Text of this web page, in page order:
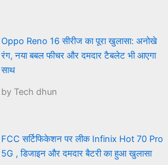
Oppo Reno 16 सीरीज का पूरा खुलासा: अनोखे
रंग, नया बबल फीचर और दमदार टैबलेट भी आएगा
साथ
by Tech dhun
FCC सर्टिफिकेशन पर लीक Infinix Hot 70 Pro
5G , डिजाइन और दमदार बैटरी का हुआ खुलासा